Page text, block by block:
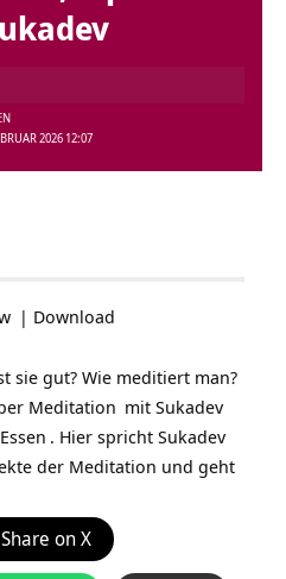
2026 12:07
| Download
sie gut? Wie meditiert man?
Meditation mit Sukadev
. Hier spricht Sukadev
der Meditation und geht
Share on X